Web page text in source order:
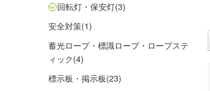
回転灯・保安灯(3)
安全対策(1)
蓄光ロープ・標識ロープ・ロープステ
ィック(4)
標示板・掲示板(23)